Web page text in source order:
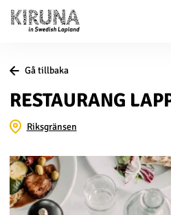
Gå tillbaka
RESTAURANG
Riksgränsen